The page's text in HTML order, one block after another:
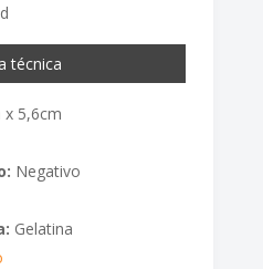
técnica
x 5,6cm
Negativo
Gelatina